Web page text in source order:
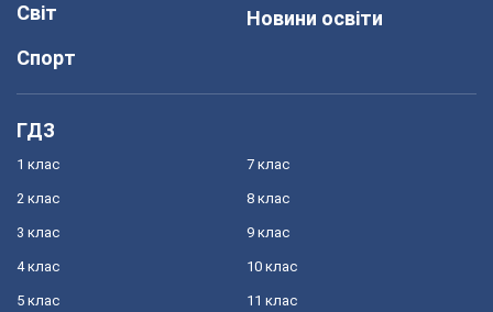
Світ
Спорт
Новини освіти
ГДЗ
1 клас
2 клас
3 клас
4 клас
5 клас
7 клас
8 клас
9 клас
10 клас
11 клас